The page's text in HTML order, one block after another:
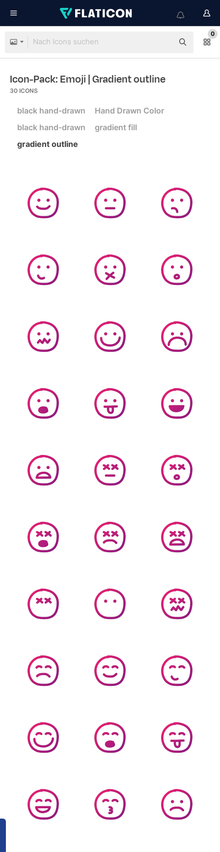
0
Icon-Pack: Emoji | Gradient outline
30 ICONS
black hand-drawn
Hand Drawn Color
black hand-drawn
gradient fill
gradient outline